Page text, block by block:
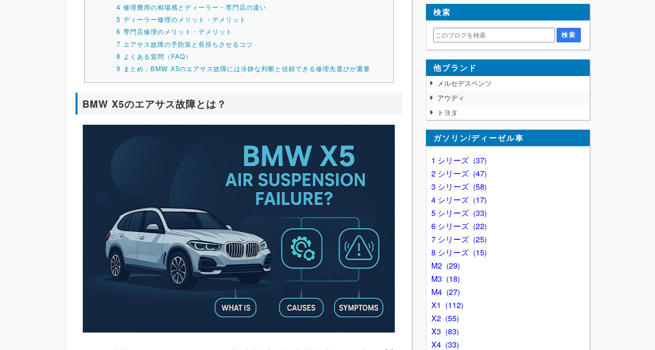
4 修理費用の相場感とディーラー・専門店の違い
5 ディーラー修理のメリット・デメリット
6 専門店修理のメリット・デメリット
7 エアサス故障の予防策と長持ちさせるコツ
8 よくある質問（FAQ）
9 まとめ：BMW X5のエアサス故障には冷静な判断と信頼できる修理先選びが重要
BMW X5のエアサス故障とは？
検索
他ブランド
メルセデスベンツ
アウディ
トヨタ
ガソリン/ディーゼル車
1 シリーズ
37
2 シリーズ
47
3 シリーズ
58
4 シリーズ
17
5 シリーズ
33
6 シリーズ
22
7 シリーズ
25
8 シリーズ
15
M2
29
M3
18
M4
27
X1
112
X2
55
X3
83
X4
33